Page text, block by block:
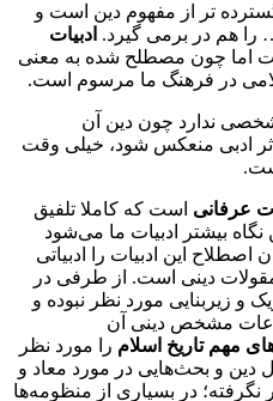
تر از مفهوم دین است و
را هم در برمی‌ گیرد. ادبیات
اما چون مصطلح شده به معنی
در فرهنگ ما مرسوم است.
ندارد چون دین آن
ادبی منعکس شود، خیلی وقت‌
عرفانی است که کاملا تلفیق
نگاه بیشتر ادبیات ما می‌شود
اصطلاح این ادبیات را ادبیاتی
دینی است. از طرفی در
و زیربنایی مورد نظر نبوده و
مشخص دینی آن
مهم تاریخ اسلام را مورد نظر
دین و بحث‌هایی در مورد معاد و
نگرفته؛ در بسیاری از منظومه‌ها